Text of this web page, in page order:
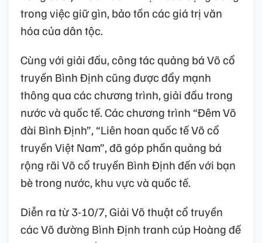
trong việc giữ gìn, bảo tồn các giá trị văn
hóa của dân tộc.
Cùng với giải đấu, công tác quảng bá Võ cổ
truyền Bình Định cũng được đẩy mạnh
thông qua các chương trình, giải đấu trong
nước và quốc tế. Các chương trình “Đêm Võ
đài Bình Định”, “Liên hoan quốc tế Võ cổ
truyền Việt Nam”, đã góp phần quảng bá
rộng rãi Võ cổ truyền Bình Định đến với bạn
bè trong nước, khu vực và quốc tế.
Diễn ra từ 3-10/7, Giải Võ thuật cổ truyền
các Võ đường Bình Định tranh cúp Hoàng đế